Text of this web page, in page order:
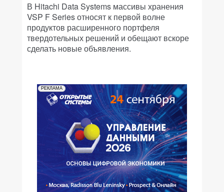
В Hitachi Data Systems массивы хранения
VSP F Series относят к первой волне
продуктов расширенного портфеля
твердотельных решений и обещают вскоре
сделать новые объявления.
РЕКЛАМА